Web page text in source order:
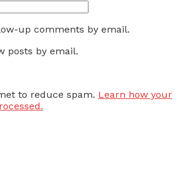
up comments by email.
posts by email.
to reduce spam. Learn how your